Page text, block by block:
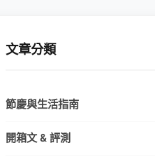
文章分類
節慶與生活指南
開箱文 & 評測